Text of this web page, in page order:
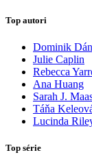
Top autori
Dominik Dán
Julie Caplin
Rebecca
Ana Huang
Sarah J.
Táňa
Lucinda
Top série